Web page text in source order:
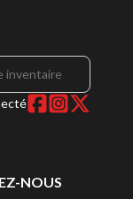
NOUS